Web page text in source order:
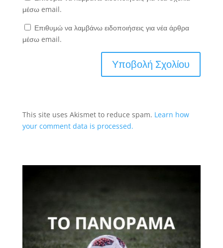
μέσω email.
Επιθυμώ να λαμβάνω ειδοποιήσεις για νέα άρθρα
μέσω email.
This site uses Akismet to reduce spam. Learn how
your comment data is processed.